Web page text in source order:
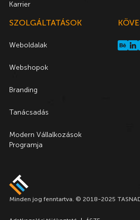
Minden jog fenntartva. © 2018-2025
SZOLGÁLTATÁSOK
Weboldalak
Webshopok
Branding
Tanácsadás
Modern Vállalkozások
Programja
Karrier